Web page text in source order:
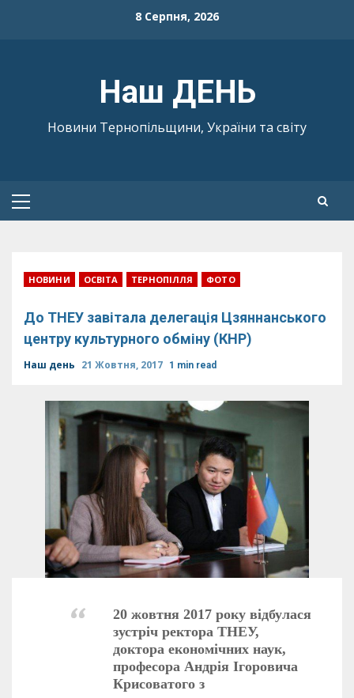
8 Серпня, 2026
Наш ДЕНЬ
Новини Тернопільщини, України та світу
Primary
НОВИНИ ОСВІТА ТЕРНОПІЛЛЯ ФОТО
До ТНЕУ завітала делегація Цзяннанського
центру культурного обміну (КНР)
Наш день 21 Жовтня, 2017 1 min read
20 жовтня 2017 року відбулася
зустріч ректора ТНЕУ,
доктора економічних наук,
професора Андрія Ігоровича
Крисоватого з